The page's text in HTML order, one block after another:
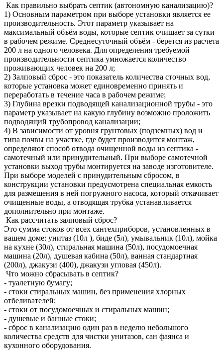
Как правильно выбрать септик (автономную канализацию)?
1) Основным параметром при выборе установки является ее
производительность. Этот параметр указывает на
максимальный объём воды, которые септик очищает за сутки
в рабочем режиме. Среднесуточный объём - берется из расчета
200 л на одного человека. Для определения требуемой
производительности септика умножается количество
проживающих человек на 200 л;
2) Залповый сброс - это показатель количества сточных вод,
которые установка может единовременно принять и
переработать в течение часа в рабочем режиме;
3) Глубина врезки подводящей канализационной трубы - это
параметр указывает на какую глубину возможно проложить
подводящий трубопровод канализации;
4) В зависимости от уровня грунтовых (подземных) вод и
типа почвы на участке, где будет производится монтаж,
определяют способ отвода очищенной воды из септика -
самотечный или принудительный. При выборе самотечной
установки выход трубы монтируется на заводе изготовителе.
При выборе моделей с принудительным сбросом, в
конструкции установки предусмотрена специальная емкость
для размещения в ней погружного насоса, который откачивает
очищенные воды, а отводящая трубка устанавливается
дополнительно при монтаже.
Как рассчитать залповый сброс?
Это сумма стоков от всех сантехприборов, установленных в
вашем доме: унитаз (10л ), биде (5л), умывальник (10л), мойка
на кухне (30л), стиральная машина (50л), посудомоечная
машина (20л), душевая кабина (50л), ванная стандартная
(200л), джакузи (400), джакузи угловая (450л).
Что можно сбрасывать в септик?
- туалетную бумагу;
- стоки стиральных машин, без применения хлорных
отбеливателей;
- стоки от посудомоечных и стиральных машин;
- душевые и банные стоки;
- сброс в канализацию один раз в неделю небольшого
количества средств для чистки унитазов, сан фаянса и
кухонного оборудования.